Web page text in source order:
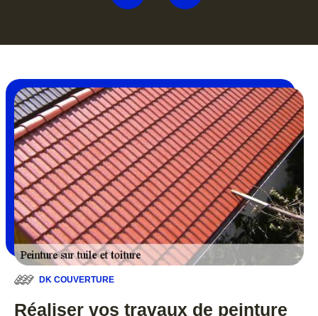
DK COUVERTURE
Réaliser vos travaux de peinture